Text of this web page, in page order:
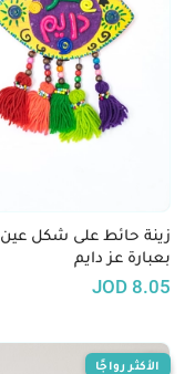
زينة حائط على شكل عين
بعبارة عز دايم
8.05
JOD
الأكثر رواجًا